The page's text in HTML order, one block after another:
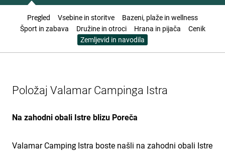
Pregled Vsebine in storitve
Bazeni, plaže in wellness
Šport in zabava
Družine in otroci Hrana in pijača
Cenik
Zemljevid in navodila
Položaj Valamar Campinga Istra
Na zahodni obali Istre blizu Poreča
Valamar Camping Istra boste našli na zahodni obali Istre